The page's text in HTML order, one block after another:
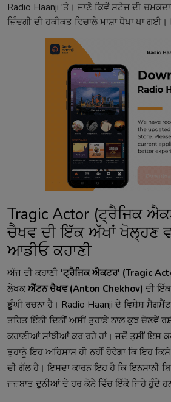
Radio Haanji 'ਤੇ। ਜਾਣੋ ਕਿਵੇਂ ਸਟੇਜ ਦੀ
ਜ਼ਿੰਦਗੀ ਦੀ ਹਕੀਕਤ ਵਿਚਾਲੇ ਮਾਸ਼ਾ ਧੋਖਾ ਖਾ
Tragic Actor (ਟ੍ਰੈਜਿਕ
ਚੈਖਵ ਦੀ ਇੱਕ ਅੱਖਾਂ ਖੋਲ੍ਹਣ
ਆਡੀਓ ਕਹਾਣੀ
ਅੱਜ ਦੀ ਕਹਾਣੀ 'ਟ੍ਰੈਜਿਕ ਐਕਟਰ' (Tragic
ਲੇਖਕਐਂਟਨ ਚੈਖਵ (Anton Chekhov) ਦੀ
ਡੂੰਘੀ ਰਚਨਾ ਹੈ। Radio Haanji ਦੇ ਵਿਸ਼ੇਸ਼ ਸੈਗਮੈਂਟ
ਤਹਿਤ ਇੰਨੀ ਦਿਨੀਂ ਅਸੀਂ ਤੁਹਾਡੇ ਨਾਲ ਕੁਝ ਚੋਣਵੇਂ
ਕਹਾਣੀਆਂ ਸਾਂਝੀਆਂ ਕਰ ਰਹੇ ਹਾਂ। ਜਦੋਂ ਤੁਸੀਂ ਇਸ
ਤੁਹਾਨੂੰ ਇਹ ਅਹਿਸਾਸ ਹੀ ਨਹੀਂ ਹੋਵੇਗਾ ਕਿ ਇਹ
ਦੀ ਗੱਲ ਹੈ। ਇਸਦਾ ਕਾਰਨ ਇਹ ਹੈ ਕਿ ਇਨਸਾਨੀ
ਜਜ਼ਬਾਤ ਦੁਨੀਆਂ ਦੇ ਹਰ ਕੋਨੇ ਵਿੱਚ ਇੱਕੋ ਜਿਹੇ ਹੁੰਦੇ